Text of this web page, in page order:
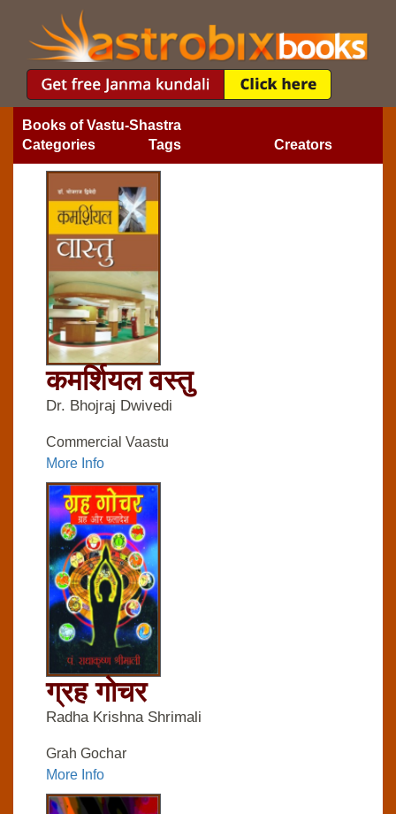
Books of Vastu-Shastra
Categories
Tags Creators
कमर्शियल वस्‍तु
Dr. Bhojraj Dwivedi
Commercial Vaastu
More Info
ग्रह गोचर
Radha Krishna Shrimali
Grah Gochar
More Info